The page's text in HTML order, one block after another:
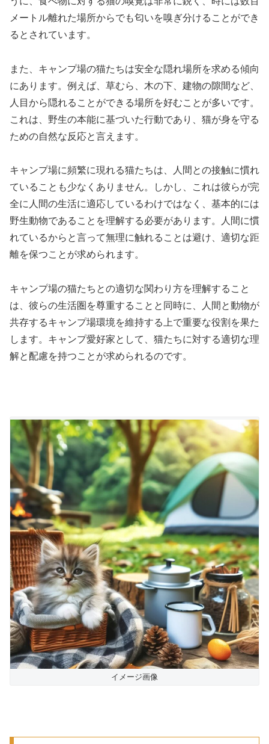
メートル離れた場所からでも匂いを嗅ぎ分けることができ
るとされています。
また、キャンプ場の猫たちは安全な隠れ場所を求める傾向
にあります。例えば、草むら、木の下、建物の隙間など、
人目から隠れることができる場所を好むことが多いです。
これは、野生の本能に基づいた行動であり、猫が身を守る
ための自然な反応と言えます。
キャンプ場に頻繁に現れる猫たちは、人間との接触に慣れ
ていることも少なくありません。しかし、これは彼らが完
全に人間の生活に適応しているわけではなく、基本的には
野生動物であることを理解する必要があります。人間に慣
れているからと言って無理に触れることは避け、適切な距
離を保つことが求められます。
キャンプ場の猫たちとの適切な関わり方を理解すること
は、彼らの生活圏を尊重することと同時に、人間と動物が
共存するキャンプ場環境を維持する上で重要な役割を果た
します。キャンプ愛好家として、猫たちに対する適切な理
解と配慮を持つことが求められるのです。
イメージ画像